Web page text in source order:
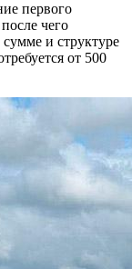
первого
чего
и структуре
от 500